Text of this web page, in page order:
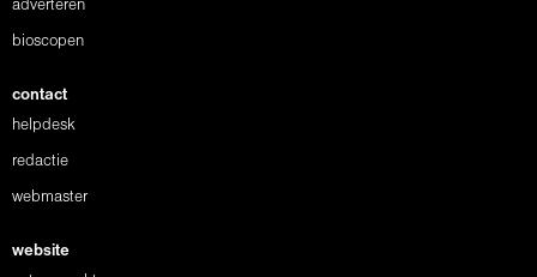
adverteren
bioscopen
contact
helpdesk
redactie
webmaster
website